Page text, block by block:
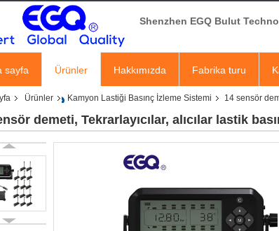
Shenzhen EGQ Bulut
sayfa Ürünler Hakkımızda Fabrika turu
Ürünler Kamyon Lastiği Basınç İzleme Sistemi 14 sensör
demeti, Tekrarlayıcılar, alıcılar lastik